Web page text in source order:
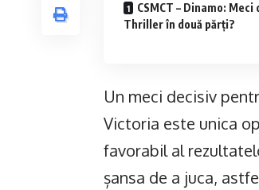
CSMCT – Dinamo:
Thriller în două părți?
Un meci decisiv
Victoria este unica
favorabil al
șansa de a juca,